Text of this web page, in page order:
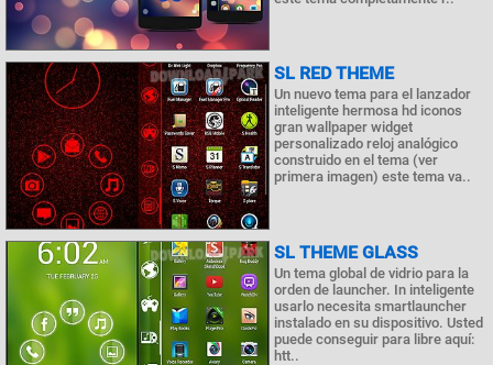
SL RED THEME
Un nuevo tema para el lanzador
inteligente hermosa hd iconos
gran wallpaper widget
personalizado reloj analógico
construido en el tema (ver
primera imagen) este tema va..
SL THEME GLASS
Un tema global de vidrio para la
orden de launcher. In inteligente
usarlo necesita smartlauncher
instalado en su dispositivo. Usted
puede conseguir para libre aquí:
htt..